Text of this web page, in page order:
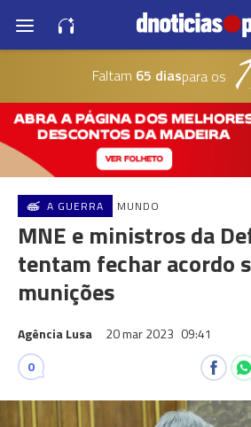
Faltam 65 diaspara os
A GUERRA MUNDO
MNE e ministros da
tentam fechar acordo
munições
Agência Lusa 20 mar 2023 09:41
0